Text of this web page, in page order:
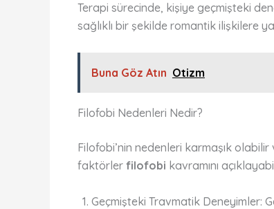
Terapi sürecinde, kişiye geçmişteki
sağlıklı bir şekilde romantik ilişkilere
Buna Göz Atın Otizm
Filofobi Nedenleri Nedir?
Filofobi’nin nedenleri karmaşık
faktörler filofobi kavramını
Geçmişteki Travmatik Deneyimler: